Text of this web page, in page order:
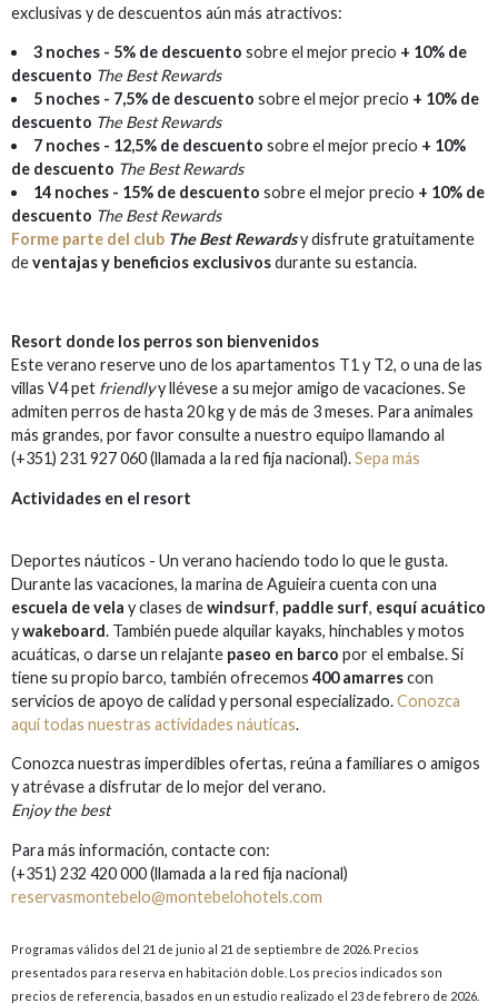
exclusivas y de descuentos aún más atractivos:
3 noches - 5% de descuento sobre el mejor precio + 10% de
descuento The Best Rewards
5 noches - 7,5% de descuento sobre el mejor precio + 10% de
descuento The Best Rewards
7 noches - 12,5% de descuento sobre el mejor precio + 10%
de descuento The Best Rewards
14 noches - 15% de descuento sobre el mejor precio + 10% de
descuento The Best Rewards
Forme parte del club The Best Rewardsy disfrute gratuitamente
deventajas y beneficios exclusivosdurante su estancia.
Resort donde los perros son bienvenidos
Este verano reserve uno de los apartamentos T1 y T2, o una de las
villas V4 pet friendlyy llévese a su mejor amigo de vacaciones. Se
admiten perros de hasta 20 kg y de más de 3 meses. Para animales
más grandes, por favor consulte a nuestro equipo llamando al
(+351) 231 927 060 (llamada a la red fija nacional).Sepa más
Actividades en el resort
Deportes náuticos - Un verano haciendo todo lo que le gusta.
Durante las vacaciones, la marina de Aguieira cuenta con una
escuela de vela y clases dewindsurf, paddle surf, esquí acuático
ywakeboard. También puede alquilar kayaks, hinchables y motos
acuáticas, o darse un relajante paseo en barco por el embalse. Si
tiene su propio barco, también ofrecemos 400 amarrescon
servicios de apoyo de calidad y personal especializado.Conozca
aquí todas nuestras actividades náuticas.
Conozca nuestras imperdibles ofertas, reúna a familiares o amigos
y atrévase a disfrutar de lo mejor del verano.
Enjoy the best
Para más información, contacte con:
(+351) 232 420 000 (llamada a la red fija nacional)
reservasmontebelo@montebelohotels.com
Programas válidos del 21 de junio al 21 de septiembre de 2026 . Precios
presentados para reserva en habitación doble. Los precios indicados son
precios de referencia, basados en un estudio realizado el 23 de febrero de 2026.